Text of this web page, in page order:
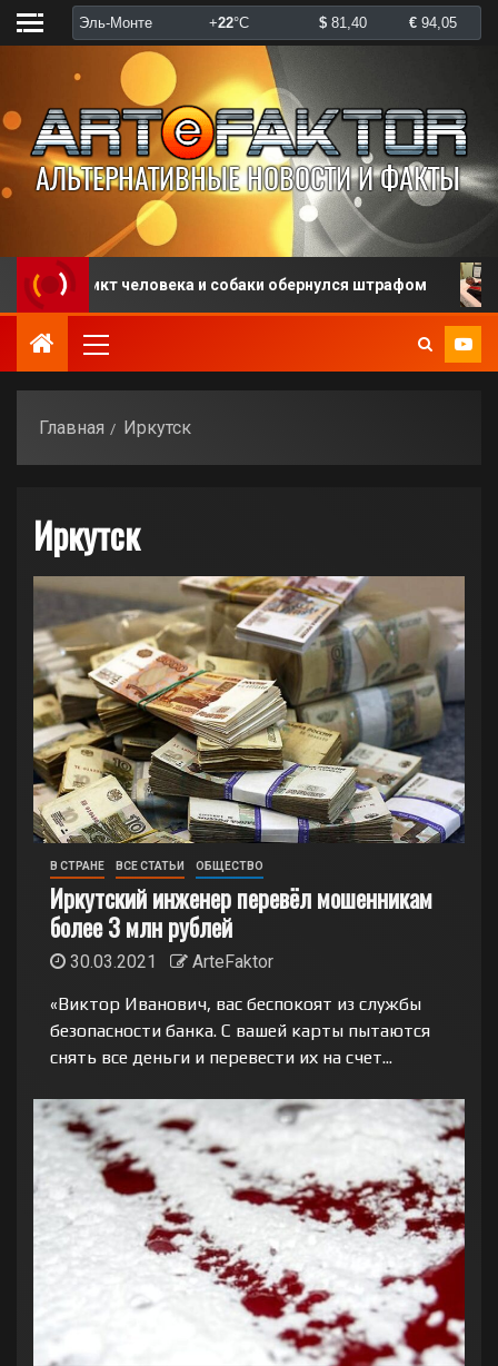
человека и собаки обернулся штрафом В
Главная Иркутск
Иркутск
В СТРАНЕ ВСЕ СТАТЬИ ОБЩЕСТВО
Иркутский инженер перевёл мошенникам
более 3 млн рублей
30.03.2021
ArteFaktor
«Виктор Иванович, вас беспокоят из службы
безопасности банка. С вашей карты пытаются
снять все деньги и перевести их на счет...